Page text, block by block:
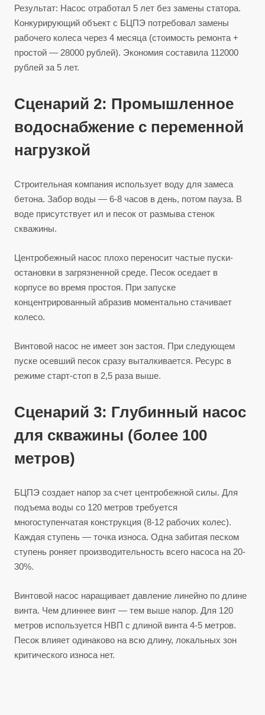
Результат: Насос отработал 5 лет без замены статора.
Конкурирующий объект с БЦПЭ потребовал замены
рабочего колеса через 4 месяца (стоимость ремонта +
простой — 28000 рублей). Экономия составила 112000
рублей за 5 лет.
Сценарий 2: Промышленное
водоснабжение с переменной
нагрузкой
Строительная компания использует воду для замеса
бетона. Забор воды — 6-8 часов в день, потом пауза. В
воде присутствует ил и песок от размыва стенок
скважины.
Центробежный насос плохо переносит частые пуски-
остановки в загрязненной среде. Песок оседает в
корпусе во время простоя. При запуске
концентрированный абразив моментально стачивает
колесо.
Винтовой насос не имеет зон застоя. При следующем
пуске осевший песок сразу выталкивается. Ресурс в
режиме старт-стоп в 2,5 раза выше.
Сценарий 3: Глубинный насос
для скважины (более 100
метров)
БЦПЭ создает напор за счет центробежной силы. Для
подъема воды со 120 метров требуется
многоступенчатая конструкция (8-12 рабочих колес).
Каждая ступень — точка износа. Одна забитая песком
ступень роняет производительность всего насоса на 20-
30%.
Винтовой насос наращивает давление линейно по длине
винта. Чем длиннее винт — тем выше напор. Для 120
метров используется НВП с длиной винта 4-5 метров.
Песок влияет одинаково на всю длину, локальных зон
критического износа нет.